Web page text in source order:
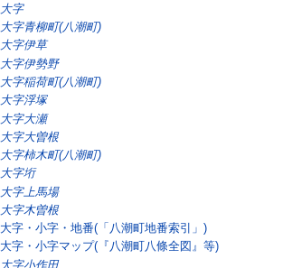
大字
大字青柳町(八潮町)
大字伊草
大字伊勢野
大字稲荷町(八潮町)
大字浮塚
大字大瀬
大字大曽根
大字柿木町(八潮町)
大字垳
大字上馬場
大字木曽根
大字・小字・地番(「八潮町地番索引」)
大字・小字マップ(『八潮町八條全図』等)
大字小作田